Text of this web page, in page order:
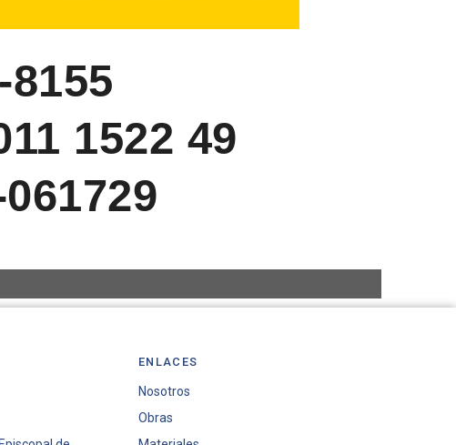
1522 49
ENLACES
Nosotros
Obras